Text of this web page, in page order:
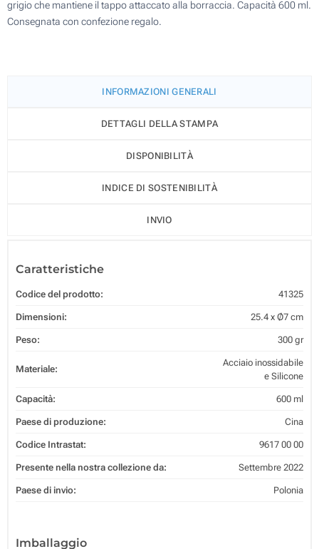
grigio che mantiene il tappo attaccato alla borraccia. Capacità 600 ml.
Consegnata con confezione regalo.
INFORMAZIONI GENERALI
DETTAGLI DELLA STAMPA
DISPONIBILITÀ
INDICE DI SOSTENIBILITÀ
INVIO
Caratteristiche
Codice del prodotto: 41325
Dimensioni: 25.4 x Ø7 cm
Peso: 300 gr
Materiale:
Acciaio inossidabile
e Silicone
Capacità: 600 ml
Paese di produzione: Cina
Codice Intrastat: 9617 00 00
Presente nella nostra collezione da: Settembre 2022
Paese di invio: Polonia
Imballaggio